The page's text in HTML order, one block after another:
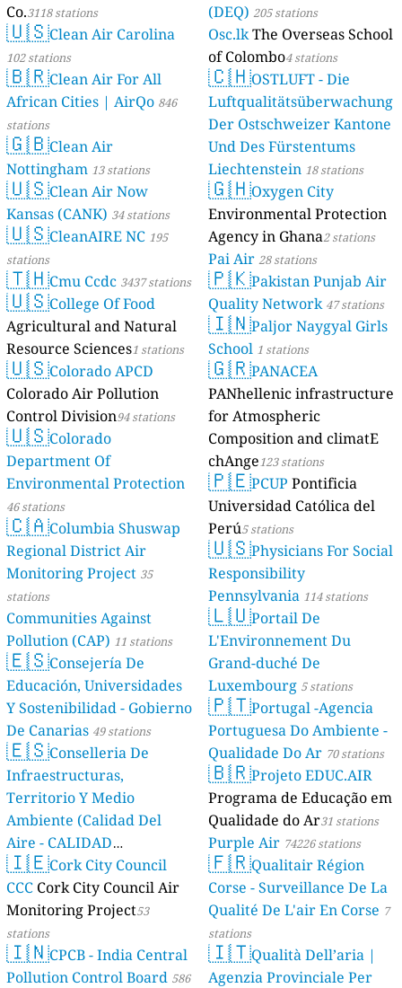
Co.3118 stations
🇺🇸Clean Air Carolina
102 stations
🇧🇷Clean Air For All
African Cities | AirQo 846
stations
🇬🇧Clean Air
Nottingham 13 stations
🇺🇸Clean Air Now
Kansas (CANK) 34 stations
🇺🇸CleanAIRE NC 195
stations
🇹🇭Cmu Ccdc 3437 stations
🇺🇸College Of Food
Agricultural and Natural
Resource Sciences1 stations
🇺🇸Colorado APCD
Colorado Air Pollution
Control Division94 stations
🇺🇸Colorado
Department Of
Environmental Protection
46 stations
🇨🇦Columbia Shuswap
Regional District Air
Monitoring Project 35
stations
Communities Against
Pollution (CAP) 11 stations
🇪🇸Consejería De
Educación, Universidades
Y Sostenibilidad - Gobierno
De Canarias 49 stations
🇪🇸Conselleria De
Infraestructuras,
Territorio Y Medio
Ambiente (Calidad Del
Aire - CALIDAD
AMBIENTAL) 23 stations
🇮🇪Cork City Council
CCC Cork City Council Air
Monitoring Project53
stations
🇮🇳CPCB - India Central
Pollution Control Board 586
(DEQ) 205 stations
Osc.lkThe Overseas School
of Colombo4 stations
🇨🇭OSTLUFT - Die
Luftqualitätsüberwachung
Der Ostschweizer Kantone
Und Des Fürstentums
Liechtenstein 18 stations
🇬🇭Oxygen City
Environmental Protection
Agency in Ghana2 stations
Pai Air 28 stations
🇵🇰Pakistan Punjab Air
Quality Network 47 stations
🇮🇳Paljor Naygyal Girls
School 1 stations
🇬🇷PANACEA
PANhellenic infrastructure
for Atmospheric
Composition and climatE
chAnge123 stations
🇵🇪PCUP Pontificia
Universidad Católica del
Perú5 stations
🇺🇸Physicians For Social
Responsibility
Pennsylvania 114 stations
🇱🇺Portail De
L'Environnement Du
Grand-duché De
Luxembourg 5 stations
🇵🇹Portugal -Agencia
Portuguesa Do Ambiente -
Qualidade Do Ar 70 stations
🇧🇷Projeto EDUC.AIR
Programa de Educação em
Qualidade do Ar31 stations
Purple Air 74226 stations
🇫🇷Qualitair Région
Corse - Surveillance De La
Qualité De L'air En Corse 7
stations
🇮🇹Qualità Dell’aria |
Agenzia Provinciale Per